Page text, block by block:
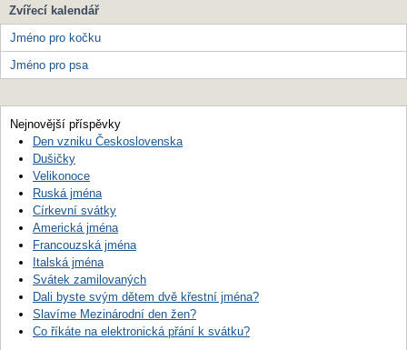
Zvířecí kalendář
Jméno pro kočku
Jméno pro psa
Nejnovější příspěvky
Den vzniku Československa
Dušičky
Velikonoce
Ruská jména
Církevní svátky
Americká jména
Francouzská jména
Italská jména
Svátek zamilovaných
Dali byste svým dětem dvě křestní jména?
Slavíme Mezinárodní den žen?
Co říkáte na elektronická přání k svátku?